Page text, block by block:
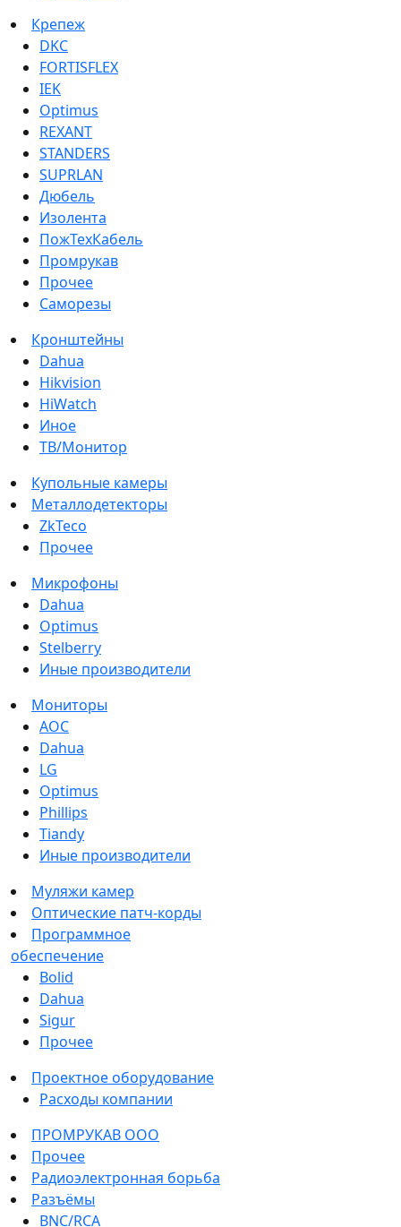
Крепеж
DKC
FORTISFLEX
IEK
Optimus
REXANT
STANDERS
SUPRLAN
Дюбель
Изолента
ПожТехКабель
Промрукав
Прочее
Саморезы
Кронштейны
Dahua
Hikvision
HiWatch
Иное
ТВ/Монитор
Купольные камеры
Металлодетекторы
ZkTeco
Прочее
Микрофоны
Dahua
Optimus
Stelberry
Иные производители
Мониторы
AOC
Dahua
LG
Optimus
Phillips
Tiandy
Иные производители
Муляжи камер
Оптические патч-корды
Программное
обеспечение
Bolid
Dahua
Sigur
Прочее
Проектное оборудование
Расходы компании
ПРОМРУКАВ ООО
Прочее
Радиоэлектронная борьба
Разъёмы
BNC/RCA